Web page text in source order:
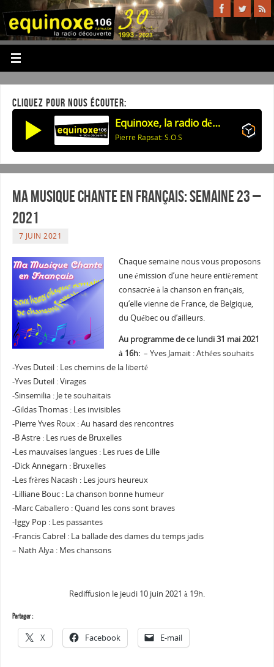
CLIQUEZ POUR NOUS ÉCOUTER:
Equinoxe, la radio découverte
Pierre Rapsat: S.O.S
Ma musique chante en Français: Semaine 23 –
2021
7 JUIN 2021
Chaque semaine nous vous proposons
une émission d’une heure entièrement
consacrée à la chanson en français,
qu’elle vienne de France, de Belgique,
du Québec ou d’ailleurs.
Au programme de ce lundi 31 mai 2021
à 16h:– Yves Jamait : Athées souhaits
-Yves Duteil : Les chemins de la liberté
-Yves Duteil : Virages
-Sinsemilia : Je te souhaitais
-Gildas Thomas : Les invisibles
-Pierre Yves Roux : Au hasard des rencontres
-B Astre : Les rues de Bruxelles
-Les mauvaises langues : Les rues de Lille
-Dick Annegarn : Bruxelles
-Les frères Nacash : Les jours heureux
-Lilliane Bouc : La chanson bonne humeur
-Marc Caballero : Quand les cons sont braves
-Iggy Pop : Les passantes
-Francis Cabrel : La ballade des dames du temps jadis
– Nath Alya : Mes chansons
Rediffusion le jeudi 10 juin 2021 à 19h.
Partager :
X Facebook E-mail